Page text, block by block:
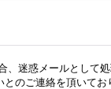
、迷惑メールとして
のご連絡を頂いてお